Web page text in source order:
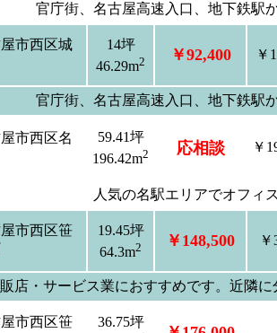
官庁街、名古屋高速入口、地下鉄駅
市西区城
14坪
46.29m2 ￥92,400 ￥
官庁街、名古屋高速入口、地下鉄駅
市西区名
59.41坪
196.42m2 応相談 ￥
人気の名駅エリアでオフィ
市西区笹
19.45坪
64.3m2 ￥148,500
店・サービス業におすすめです。近隣
市西区笹
36.75坪